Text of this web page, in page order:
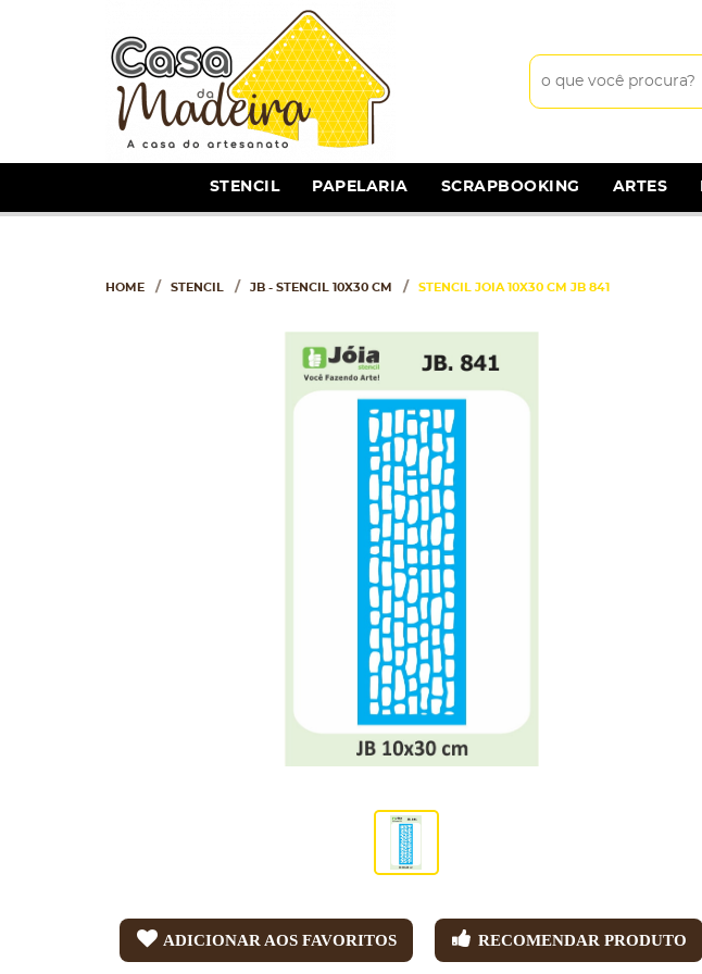
STENCIL PAPELARIA SCRAPBOOKING ARTES
HOME STENCIL JB - STENCIL 10X30 CM STENCIL JOIA 10X30 CM JB 841
ADICIONAR AOS FAVORITOS RECOMENDAR PRODUTO